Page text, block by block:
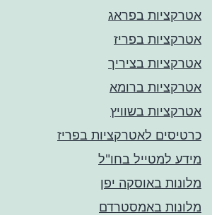
אטרקציות בפראג
אטרקציות בפריז
אטרקציות בציריך
אטרקציות ברומא
אטרקציות בשוויץ
כרטיסים לאטרקציות בפריז
מידע למטייל בחו"ל
מלונות באוסקה יפן
מלונות באמסטרדם